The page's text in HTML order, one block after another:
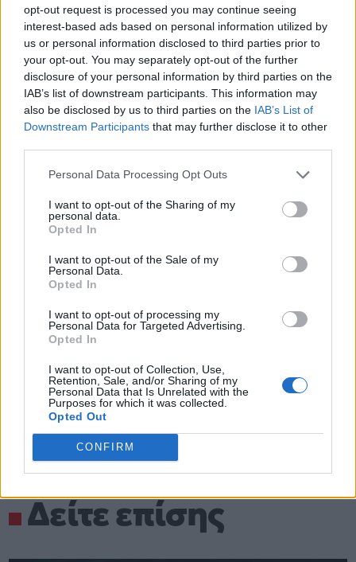
opt-out request is processed you may continue seeing
interest-based ads based on personal information utilized by
us or personal information disclosed to third parties prior to
your opt-out. You may separately opt-out of the further
disclosure of your personal information by third parties on the
IAB’s list of downstream participants. This information may
also be disclosed by us to third parties on the IAB’s List of
Downstream Participants that may further disclose it to other
Personal Data Processing Opt Outs
I want to opt-out of the Sharing of my
personal data.
Opted In
I want to opt-out of the Sale of my
Personal Data.
Opted In
I want to opt-out of processing my
Personal Data for Targeted Advertising.
Opted In
I want to opt-out of Collection, Use,
Retention, Sale, and/or Sharing of my
Personal Data that Is Unrelated with the
Purposes for which it was collected.
Opted Out
CONFIRM
κοστίσει μια περιουσία η επισκευή
και ******κε η προσπάθεια του
Κάρλος Σάινθ. Tέτοια συμβάντα είναι
απαράδεκτα για τη σημερινή Formula1”.
About the author
Βασίλης Μυλωνάς
grand prixΛας Βέγκας
Δείτε επίσης